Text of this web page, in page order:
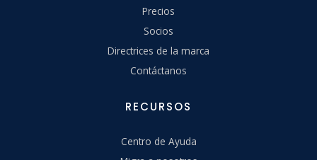
Precios
Socios
Directrices de la marca
Contáctanos
RECURSOS
Centro de Ayuda